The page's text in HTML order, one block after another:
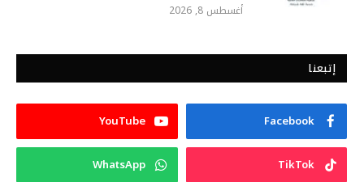
أغسطس 8, 2026
إتبعنا
Facebook
YouTube
TikTok
WhatsApp